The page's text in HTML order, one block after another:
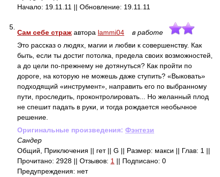
Начало: 19.11.11 || Обновление: 19.11.11
5.
Сам себе страж автора lammi04
в работе
Это рассказ о людях, магии и любви к совершенству. Как
быть, если ты достиг потолка, предела своих возможностей,
а до цели по-прежнему не дотянуться? Как пройти по
дороге, на которую не можешь даже ступить? «Выковать»
подходящий «инструмент», направить его по выбранному
пути, проследить, проконтролировать... Но желанный плод
не спешит падать в руки, и тогда рождается необычное
решение.
Оригинальные произведения: Фэнтези
Сандер
Общий, Приключения || гет || G || Размер: макси || Глав: 1 ||
Прочитано: 2928 || Отзывов: 1 || Подписано: 0
Предупреждения: нет